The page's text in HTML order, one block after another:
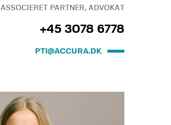
ASSOCIERET PARTNER, ADVOKAT
+45 3078 6778
PTI@ACCURA.DK